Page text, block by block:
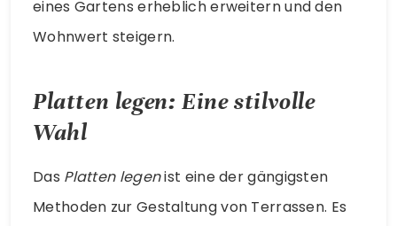
eines Gartens erheblich erweitern und den
Wohnwert steigern.
Platten legen: Eine stilvolle
Wahl
Das Platten legenist eine der gängigsten
Methoden zur Gestaltung von Terrassen. Es